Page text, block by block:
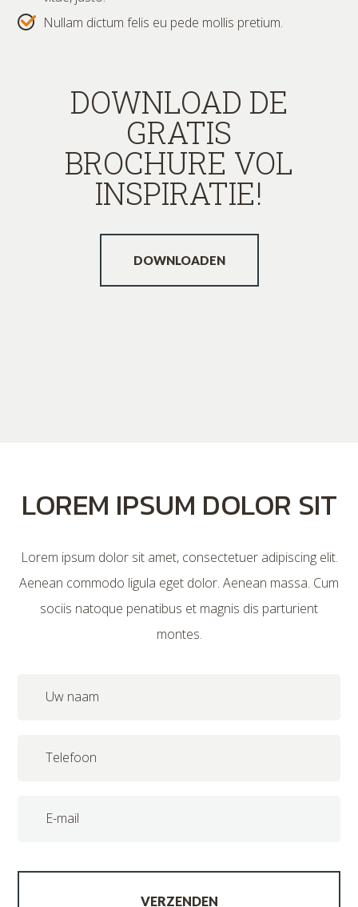
Nullam dictum felis eu pede mollis pretium.
DOWNLOAD DE
GRATIS
BROCHURE VOL
INSPIRATIE!
DOWNLOADEN
LOREM IPSUM DOLOR SIT
Lorem ipsum dolor sit amet, consectetuer adipiscing elit.
Aenean commodo ligula eget dolor. Aenean massa. Cum
sociis natoque penatibus et magnis dis parturient
montes.